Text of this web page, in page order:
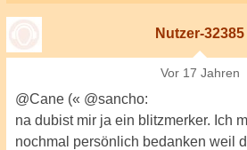
Nutzer-32385
Vor 17 Jahren
@Cane (« @sancho:
na dubist mir ja ein blitzmerker. Ich
nochmal persönlich bedanken weil